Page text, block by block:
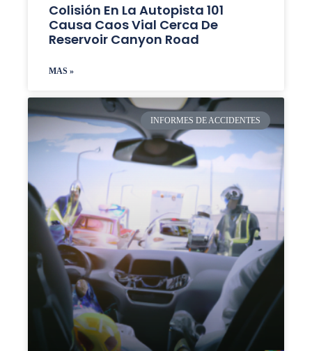
Colisión En La Autopista 101
Causa Caos Vial Cerca De
Reservoir Canyon Road
MAS »
INFORMES DE ACCIDENTES